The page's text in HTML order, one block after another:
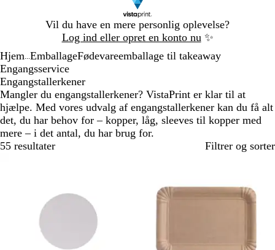
Vil du have en mere personlig oplevelse?
Log ind eller opret en konto nu ✨
1
Hjem EmballageFødevareemballage til takeaway
Engangsservice
Engangstallerkener
Mangler du engangstallerkener? VistaPrint er klar til at
hjælpe. Med vores udvalg af engangstallerkener kan du få alt
det, du har behov for – kopper, låg, sleeves til kopper med
mere – i det antal, du har brug for.
55 resultater
Filtrer og sorter